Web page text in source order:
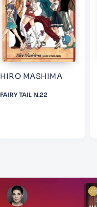
HIRO MASHIMA
FAIRY TAIL N.22